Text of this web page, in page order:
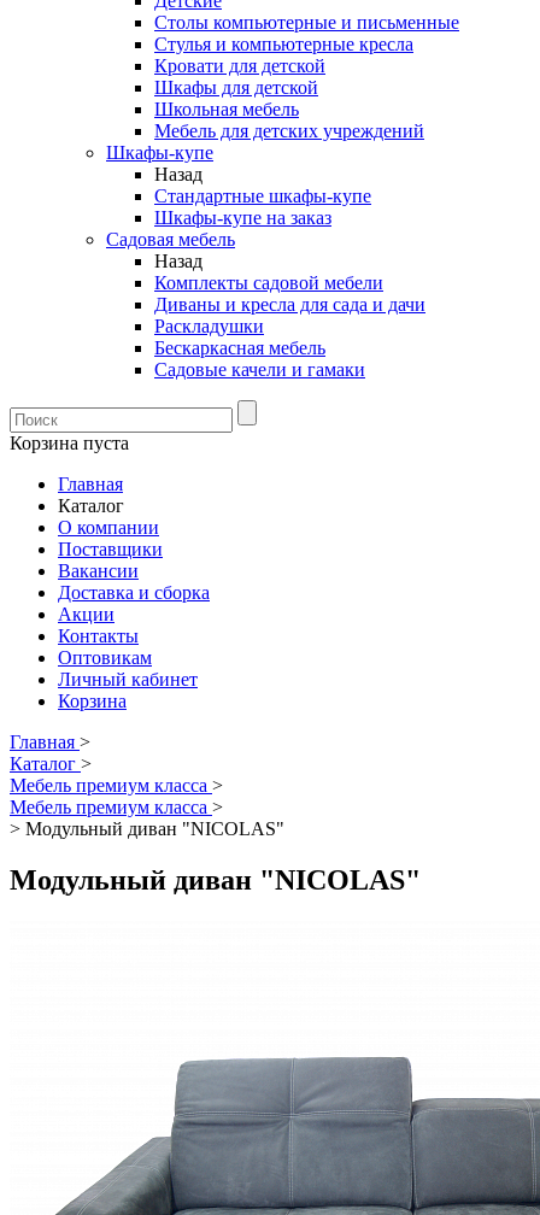
Столы компьютерные и письменные
Стулья и компьютерные кресла
Кровати для детской
Шкафы для детской
Школьная мебель
Мебель для детских учреждений
Шкафы-купе
Назад
Стандартные шкафы-купе
Шкафы-купе на заказ
Садовая мебель
Назад
Комплекты садовой мебели
Диваны и кресла для сада и дачи
Раскладушки
Бескаркасная мебель
Садовые качели и гамаки
Корзина пуста
Главная
Каталог
О компании
Поставщики
Вакансии
Доставка и сборка
Акции
Контакты
Оптовикам
Личный кабинет
Корзина
Главная >
Каталог >
Мебель премиум класса >
Мебель премиум класса >
> Модульный диван "NICOLAS"
Модульный диван "NICOLAS"